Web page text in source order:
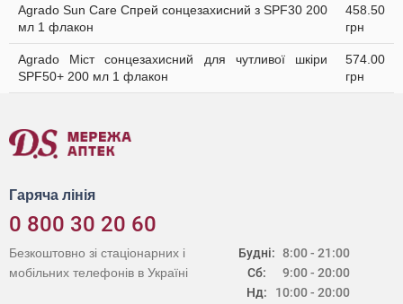
Agrado Sun Care Спрей сонцезахисний з SPF30 200
мл 1 флакон
458.50
грн
Agrado Міст сонцезахисний для чутливої шкіри
SPF50+ 200 мл 1 флакон
574.00
грн
Гаряча лінія
0 800 30 20 60
Будні:
Сб:
Нд:
8:00 - 21:00
9:00 - 20:00
10:00 - 20:00
Безкоштовно зі стаціонарних і
мобільних телефонів в Україні